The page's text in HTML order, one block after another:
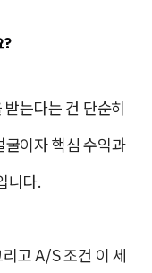
?
받는다는 건 단순히
굴이자 핵심 수익과
니다.
고 A/S 조건 이 세